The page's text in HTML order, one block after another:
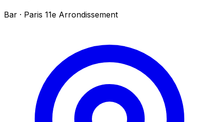
Bar · Paris 11e Arrondissement